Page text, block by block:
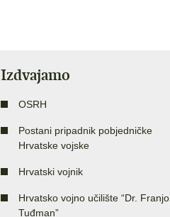
Izdvajamo
OSRH
Postani pripadnik pobjedničke
Hrvatske vojske
Hrvatski vojnik
Hrvatsko vojno učilište “Dr. Franjo
Tuđman”